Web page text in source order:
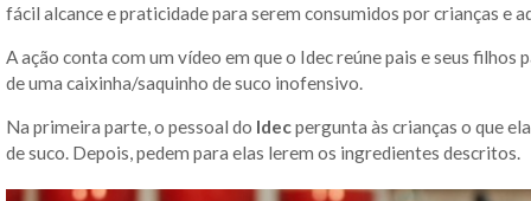
fácil alcance e praticidade para serem consumidos por crianças e
A ação conta com um vídeo em que o Idec reúne pais e seus filhos
de uma caixinha/saquinho de suco inofensivo.
Na primeira parte, o pessoal do Idecpergunta às crianças o que
de suco. Depois, pedem para elas lerem os ingredientes descritos.